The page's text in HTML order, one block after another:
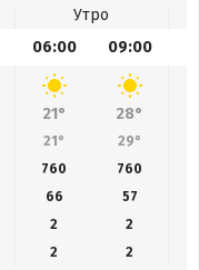
Утро
06:00 09:00
21° 28°
21° 29°
760 760
66 57
2
2
2 2